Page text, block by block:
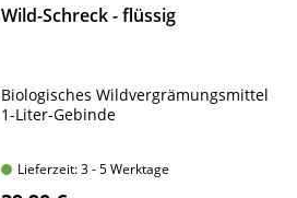
Wild-Schreck - flüssig
Biologisches Wildvergrämungsmittel
1-Liter-Gebinde
Lieferzeit: 3 - 5 Werktage